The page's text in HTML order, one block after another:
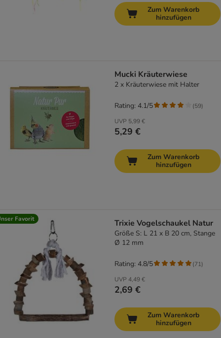
Zum Warenkorb
hinzufügen
Mucki Kräuterwiese
2 x Kräuterwiese mit Halter
UVP 5,99 €
5,29 €
Rating: 4.1/5 (59)
Zum Warenkorb
hinzufügen
Favorit Trixie Vogelschaukel Natur
Größe S: L 21 x B 20 cm, Stange
Ø 12 mm
UVP 4,49 €
2,69 €
Rating: 4.8/5 (71)
Zum Warenkorb
hinzufügen